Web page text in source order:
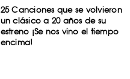
25 Canciones que se volvieron
un clásico a 20 años de su
estreno ¡Se nos vino el tiempo
encima!